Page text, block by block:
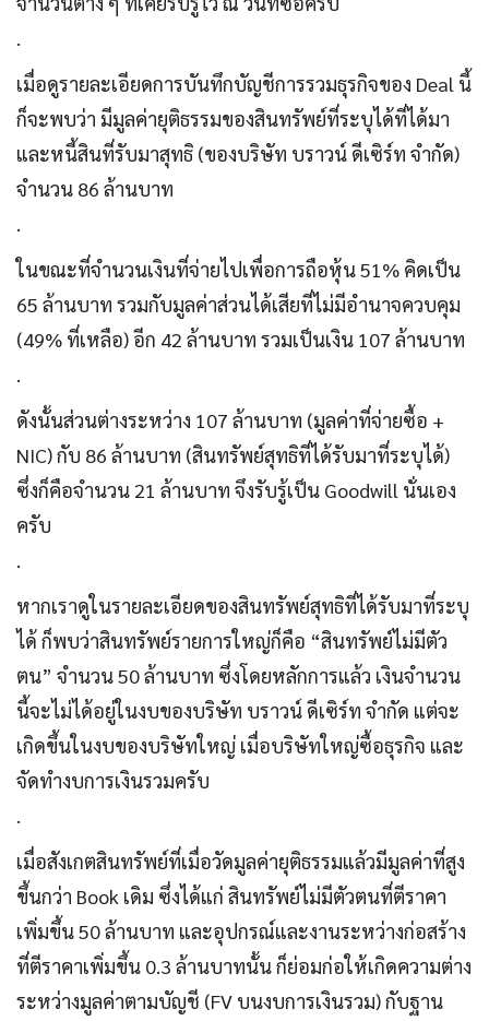
.
เมื่อดูรายละเอียดการบันทึกบัญชีการรวมธุรกิจของ Deal นี้
ก็จะพบว่า มีมูลค่ายุติธรรมของสินทรัพย์ที่ระบุได้ที่ได้มา
และหนี้สินที่รับมาสุทธิ (ของบริษัท บราวน์ ดีเซิร์ท จำกัด)
จำนวน 86 ล้านบาท
.
ในขณะที่จำนวนเงินที่จ่ายไปเพื่อการถือหุ้น 51% คิดเป็น
65 ล้านบาท รวมกับมูลค่าส่วนได้เสียที่ไม่มีอำนาจควบคุม
(49% ที่เหลือ) อีก 42 ล้านบาท รวมเป็นเงิน 107 ล้านบาท
.
ดังนั้นส่วนต่างระหว่าง 107 ล้านบาท (มูลค่าที่จ่ายซื้อ +
NIC) กับ 86 ล้านบาท (สินทรัพย์สุทธิที่ได้รับมาที่ระบุได้)
ซึ่งก็คือจำนวน 21 ล้านบาท จึงรับรู้เป็น Goodwill นั่นเอง
ครับ
.
หากเราดูในรายละเอียดของสินทรัพย์สุทธิที่ได้รับมาที่ระบุ
ได้ ก็พบว่าสินทรัพย์รายการใหญ่ก็คือ “สินทรัพย์ไม่มีตัว
ตน” จำนวน 50 ล้านบาท ซึ่งโดยหลักการแล้ว เงินจำนวน
นี้จะไม่ได้อยู่ในงบของบริษัท บราวน์ ดีเซิร์ท จำกัด แต่จะ
เกิดขึ้นในงบของบริษัทใหญ่ เมื่อบริษัทใหญ่ซื้อธุรกิจ และ
จัดทำงบการเงินรวมครับ
.
เมื่อสังเกตสินทรัพย์ที่เมื่อวัดมูลค่ายุติธรรมแล้วมีมูลค่าที่สูง
ขึ้นกว่า Book เดิม ซึ่งได้แก่ สินทรัพย์ไม่มีตัวตนที่ตีราคา
เพิ่มขึ้น 50 ล้านบาท และอุปกรณ์และงานระหว่างก่อสร้าง
ที่ตีราคาเพิ่มขึ้น 0.3 ล้านบาทนั้น ก็ย่อมก่อให้เกิดความต่าง
ระหว่างมูลค่าตามบัญชี (FV บนงบการเงินรวม) กับฐาน